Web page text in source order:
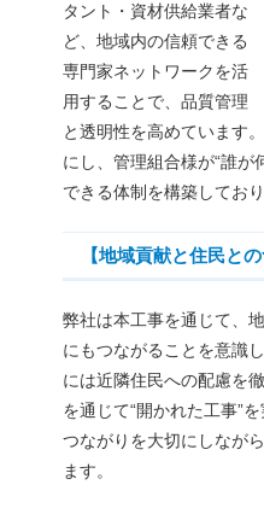
タント・資材供給業者な
ど、地域内の信頼できる
専門家ネットワークを活
用することで、品質管理
と透明性を高めています
にし、管理組合様が“誰が
できる体制を構築しており
【地域貢献と住民との
弊社は本工事を通じて、
にもつながることを意識
には近隣住民への配慮を
を通じて“開かれた工事”
つながりを大切にしなが
ます。